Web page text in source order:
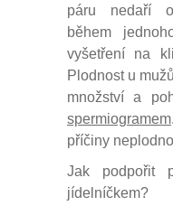
páru nedaří
během
vyšetření na
Plodnost u
množství a
spermiogramem
příčiny
Jak podpořit
jídelníčkem?